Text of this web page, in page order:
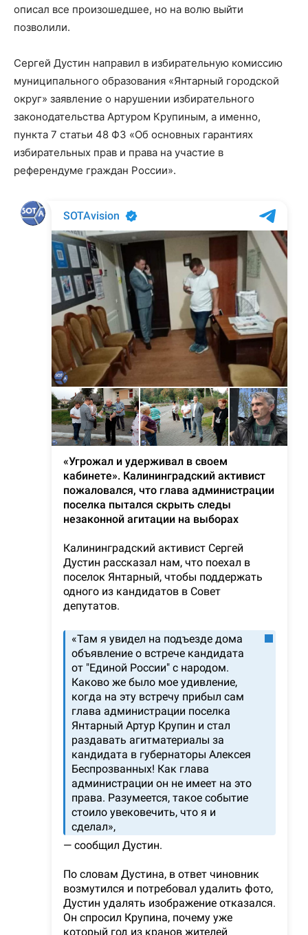
описал все произошедшее, но на волю выйти
позволили.
Сергей Дустин направил в избирательную комиссию
муниципального образования «Янтарный городской
округ» заявление о нарушении избирательного
законодательства Артуром Крупиным, а именно,
пункта 7 статьи 48 ФЗ «Об основных гарантиях
избирательных прав и права на участие в
референдуме граждан России».